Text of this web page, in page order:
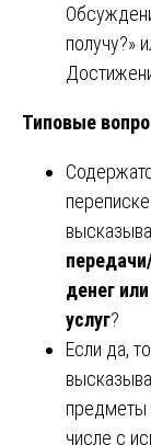
получу?»
Типовые
денег
услуг?
Если да,
предметы
числе с